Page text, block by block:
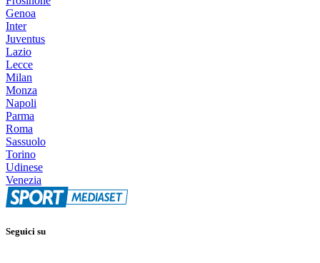
Genoa
Inter
Juventus
Lazio
Lecce
Milan
Monza
Napoli
Parma
Roma
Sassuolo
Torino
Udinese
Venezia
Seguici su